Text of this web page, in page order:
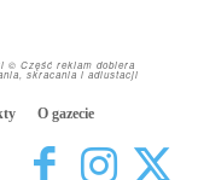
© Część reklam dobiera
skracania i adiustacji
O gazecie